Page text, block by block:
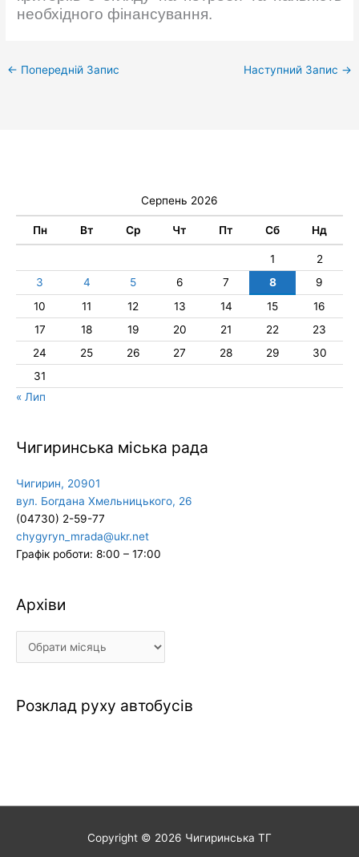
необхідного фінансування.
← Попередній Запис Наступний Запис →
Серпень 2026
Пн Вт Ср Чт Пт Сб Нд
1
2
3
4 5 6 7 8
9
10
11 12 13 14 15
16
17
18 19 20 21 22
23
24
25 26 27 28 29
30
31
« Лип
Чигиринська міська рада
Чигирин, 20901
вул. Богдана Хмельницького, 26
(04730) 2-59-77
chygyryn_mrada@ukr.net
Графік роботи: 8:00 – 17:00
Архіви
Архіви
Розклад руху автобусів
Copyright © 2026 Чигиринська ТГ